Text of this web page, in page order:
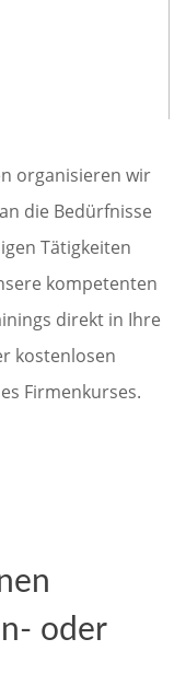
organisieren wir
die Bedürfnisse
Tätigkeiten
kompetenten
direkt in Ihre
kostenlosen
Firmenkurses.
oder